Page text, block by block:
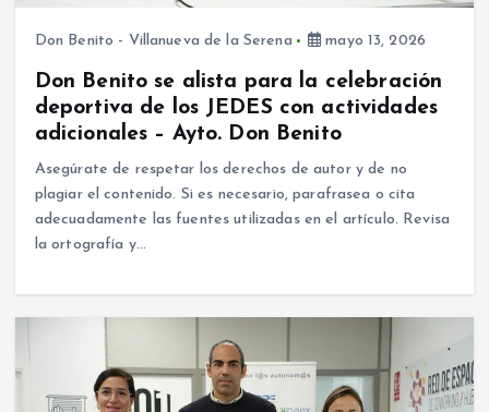
Don Benito - Villanueva de la Serena mayo 13, 2026
Don Benito se alista para la celebración
deportiva de los JEDES con actividades
adicionales – Ayto. Don Benito
Asegúrate de respetar los derechos de autor y de no
plagiar el contenido. Si es necesario, parafrasea o cita
adecuadamente las fuentes utilizadas en el artículo. Revisa
la ortografía y…